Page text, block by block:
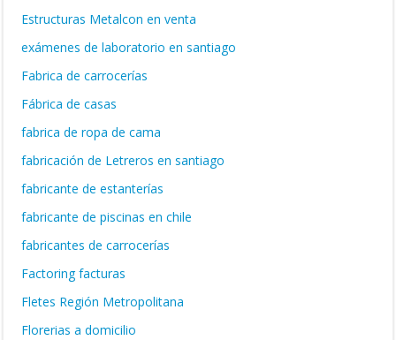
Estructuras Metalcon en venta
exámenes de laboratorio en santiago
Fabrica de carrocerías
Fábrica de casas
fabrica de ropa de cama
fabricación de Letreros en santiago
fabricante de estanterías
fabricante de piscinas en chile
fabricantes de carrocerías
Factoring facturas
Fletes Región Metropolitana
Florerias a domicilio